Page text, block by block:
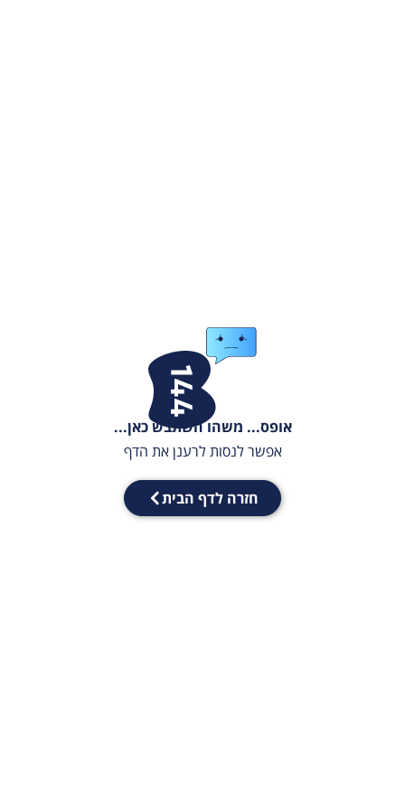
אופס... משהו השתבש כאן...
אפשר לנסות לרענן את הדף
חזרה לדף הבית